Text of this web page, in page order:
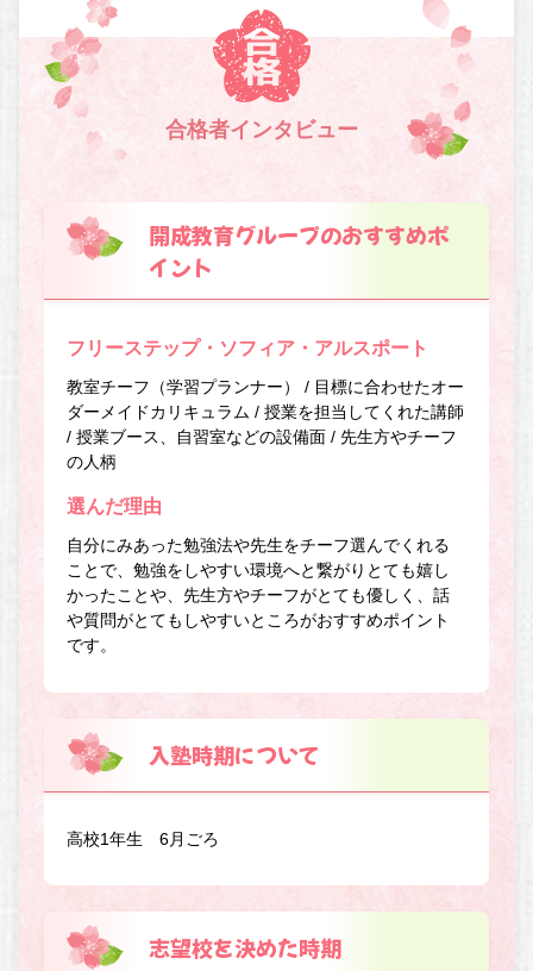
合格者インタビュー
開成教育グループのおすすめポ
イント
フリーステップ・ソフィア・アルスポート
教室チーフ（学習プランナー） / 目標に合わせたオー
ダーメイドカリキュラム / 授業を担当してくれた講師
/ 授業ブース、自習室などの設備面 / 先生方やチーフ
の人柄
選んだ理由
自分にみあった勉強法や先生をチーフ選んでくれる
ことで、勉強をしやすい環境へと繋がりとても嬉し
かったことや、先生方やチーフがとても優しく、話
や質問がとてもしやすいところがおすすめポイント
です。
入塾時期について
高校1年生 6月ごろ
志望校を決めた時期